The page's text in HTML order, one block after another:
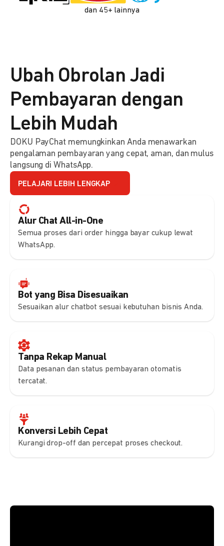
dan 45+ lainnya
Alur Chat All-in-One
Semua proses dari order hingga bayar cukup lewat
WhatsApp.
Bot yang Bisa Disesuaikan
Sesuaikan alur chatbot sesuai kebutuhan bisnis Anda.
Tanpa Rekap Manual
Data pesanan dan status pembayaran otomatis
tercatat.
Konversi Lebih Cepat
Kurangi drop-off dan percepat proses checkout.
Ubah Obrolan Jadi
Pembayaran dengan
Lebih Mudah
DOKU PayChat memungkinkan Anda menawarkan
pengalaman pembayaran yang cepat, aman, dan mulus
langsung di WhatsApp.
PELAJARI LEBIH LENGKAP